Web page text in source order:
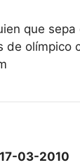
que
de olímpico
17-03-2010